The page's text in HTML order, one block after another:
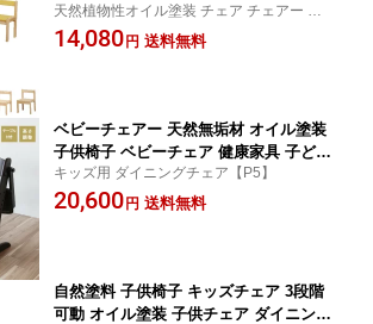
エロー グリーン 身長別サイズ 低ホルム
アルデヒド 天然植物性オイル塗装 安心
天然植物性オイル塗装 チェア チェアー い
す イス 椅子 デザイナーズチェア 学習デス
ク用 学習机用 勉強机用 勉強デスク用 勉強
14,080 円 送料無料
ベビーチェアー 天然無垢材 オイル塗装
子供椅子 ベビーチェア 健康家具 子ども
椅子 子供椅子 子供チェア 子供チェアー
キッズチェアー キッズチェア 幼児用に
キッズ用 ダイニングチェア【P5】
20,600 円 送料無料
自然塗料 子供椅子 キッズチェア 3段階
可動 オイル塗装 子供チェア ダイニング